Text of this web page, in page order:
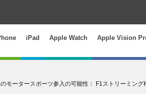
iPad Apple Watch Apple Vision
モータースポーツ参入の可能性： F1ストリーミング